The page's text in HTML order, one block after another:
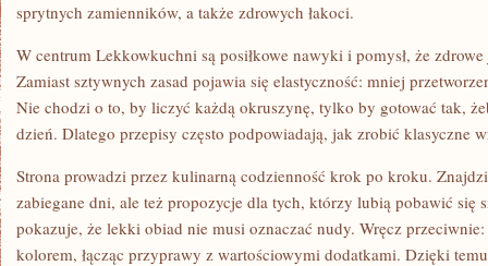
sprytnych zamienników, a także zdrowych łakoci.
W centrum Lekkowkuchni są posiłkowe nawyki i pomysł, że
Zamiast sztywnych zasad pojawia się elastyczność: mniej
Nie chodzi o to, by liczyć każdą okruszynę, tylko by gotować tak,
dzień. Dlatego przepisy często podpowiadają, jak zrobić klasyczne
Strona prowadzi przez kulinarną codzienność krok po kroku.
zabiegane dni, ale też propozycje dla tych, którzy lubią pobawić się
pokazuje, że lekki obiad nie musi oznaczać nudy. Wręcz
kolorem, łącząc przyprawy z wartościowymi dodatkami. Dzięki